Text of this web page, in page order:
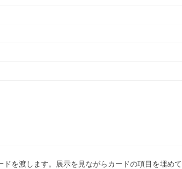
を渡します。展示を見ながらカードの項目を埋めて